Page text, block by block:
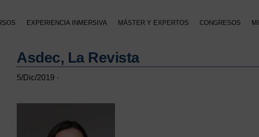
EXPERIENCIA INMERSIVA MÁSTER Y EXPERTOS CONGRESOS
Asdec, La Revista
5/Dic/2019 ·